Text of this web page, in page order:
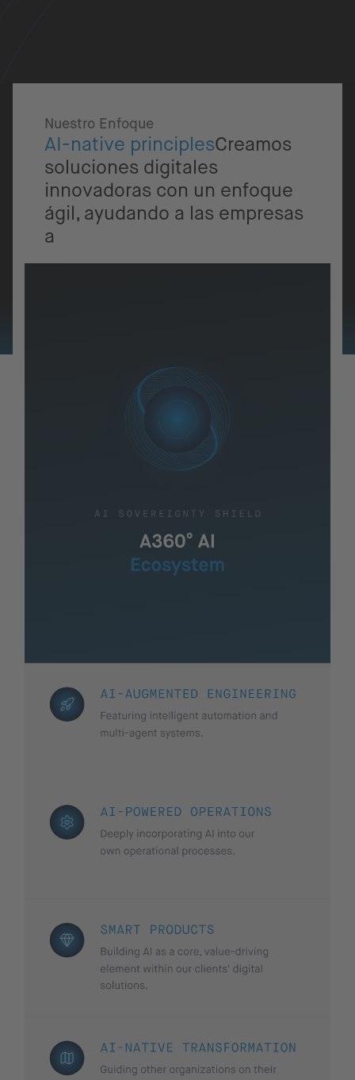
Nuestro Enfoque
AI-native principlesCreamos
soluciones digitales
innovadoras con un enfoque
ágil, ayudando a las empresas
a